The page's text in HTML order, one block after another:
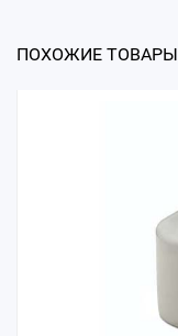
ПОХОЖИЕ ТОВАРЫ